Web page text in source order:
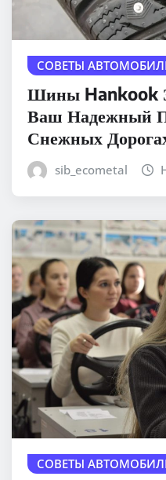
СОВЕТЫ
Шины Hankook
Ваш Надежный
Снежных
sib_ecometal
СОВЕТЫ